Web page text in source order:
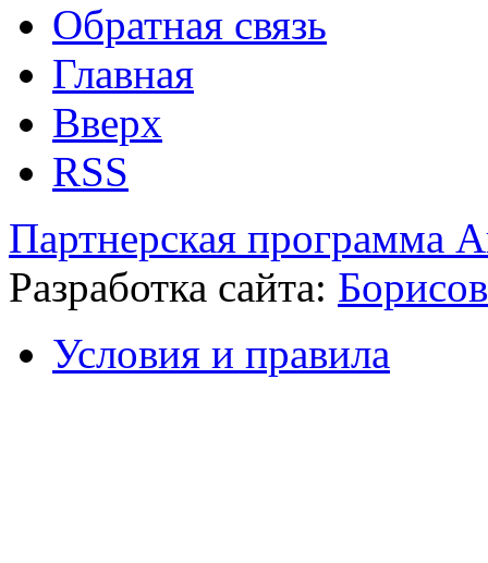
Обратная связь
Главная
Вверх
RSS
Партнерская программа
Разработка сайта:
Условия и правила